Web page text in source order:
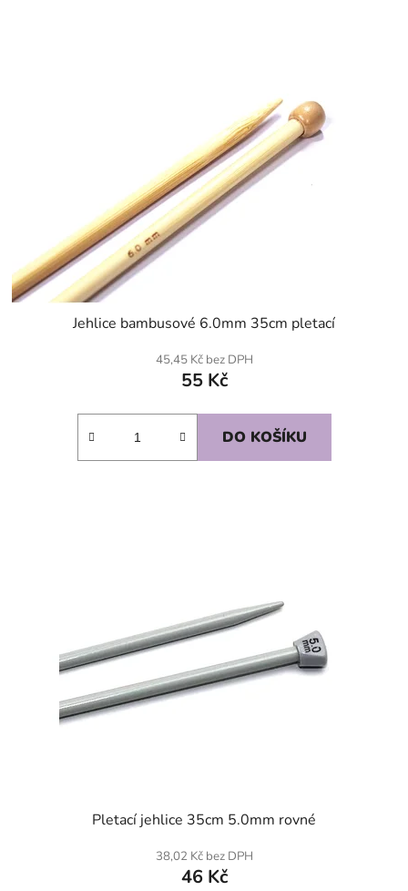
Jehlice bambusové 6.0mm 35cm pletací
45,45 Kč bez DPH
55 Kč
DO KOŠÍKU
Pletací jehlice 35cm 5.0mm rovné
38,02 Kč bez DPH
46 Kč